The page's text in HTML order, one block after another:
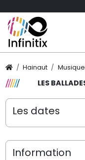
Hainaut
LES
Les dates
Information